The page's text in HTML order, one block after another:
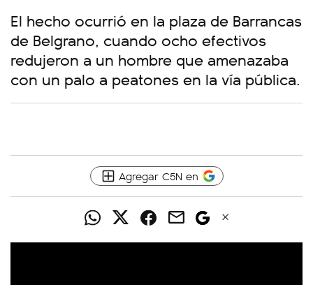
El hecho ocurrió en la plaza de Barrancas
de Belgrano, cuando ocho efectivos
redujeron a un hombre que amenazaba
con un palo a peatones en la vía pública.
Agregar C5N en